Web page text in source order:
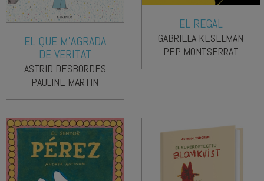
EL QUE M'AGRADA
DE VERITAT
ASTRID DESBORDES
PAULINE MARTIN
EL REGAL
GABRIELA KESELMAN
PEP MONTSERRAT